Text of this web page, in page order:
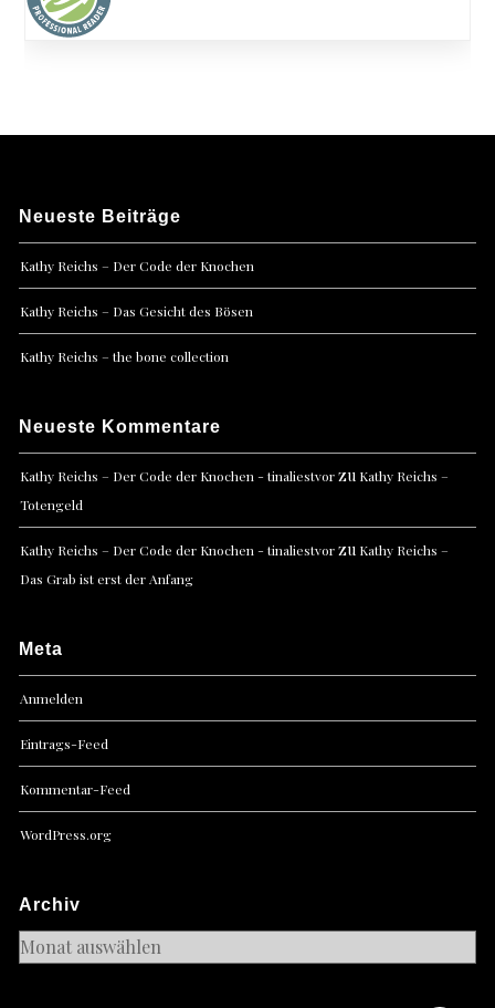
Neueste Beiträge
Kathy Reichs – Der Code der Knochen
Kathy Reichs – Das Gesicht des Bösen
Kathy Reichs – the bone collection
Neueste Kommentare
Kathy Reichs – Der Code der Knochen - tinaliestvorzu Kathy Reichs –
Totengeld
Kathy Reichs – Der Code der Knochen - tinaliestvorzu Kathy Reichs –
Das Grab ist erst der Anfang
Meta
Anmelden
Eintrags-Feed
Kommentar-Feed
WordPress.org
Archiv
Archiv